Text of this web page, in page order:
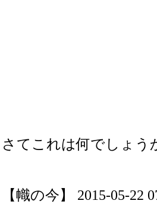
さてこれは何でしょう
【幟の今】 2015-05-22